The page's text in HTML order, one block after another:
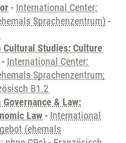
- International Center:
Sprachenzentrum) -
Studies: Culture
- International Center:
Sprachenzentrum;
B1.2
& Law:
Law - International
(ehemals